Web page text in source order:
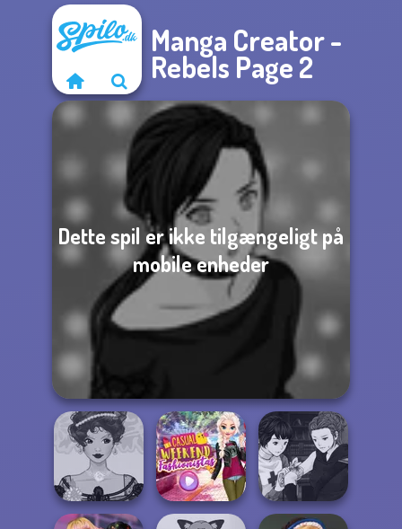
Manga Creator -
Rebels Page 2
Dette spil er ikke tilgængeligt på
mobile enheder